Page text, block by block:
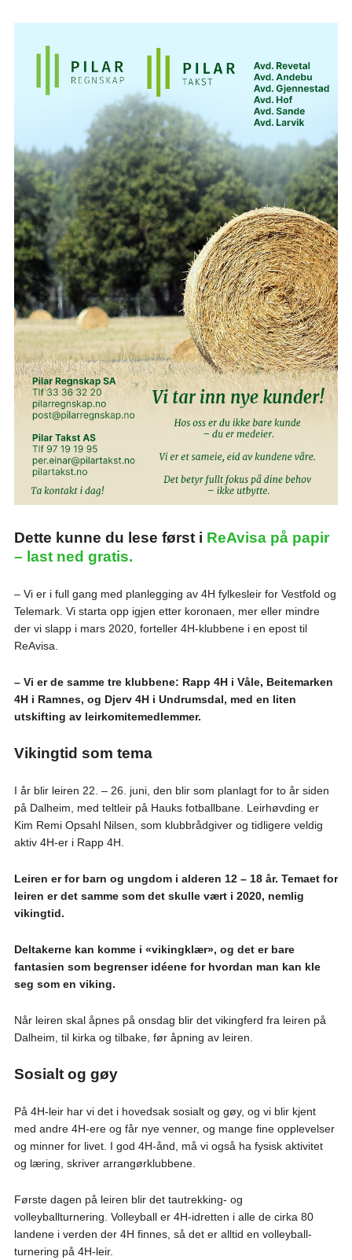
Dette kunne du lese først i ReAvisa på papir
– last ned gratis.
– Vi er i full gang med planlegging av 4H fylkesleir for Vestfold og
Telemark. Vi starta opp igjen etter koronaen, mer eller mindre
der vi slapp i mars 2020, forteller 4H-klubbene i en epost til
ReAvisa.
– Vi er de samme tre klubbene: Rapp 4H i Våle, Beitemarken
4H i Ramnes, og Djerv 4H i Undrumsdal, med en liten
utskifting av leirkomitemedlemmer.
Vikingtid som tema
I år blir leiren 22. – 26. juni, den blir som planlagt for to år siden
på Dalheim, med teltleir på Hauks fotballbane. Leirhøvding er
Kim Remi Opsahl Nilsen, som klubbrådgiver og tidligere veldig
aktiv 4H-er i Rapp 4H.
Leiren er for barn og ungdom i alderen 12 – 18 år. Temaet for
leiren er det samme som det skulle vært i 2020, nemlig
vikingtid.
Deltakerne kan komme i «vikingklær», og det er bare
fantasien som begrenser idéene for hvordan man kan kle
seg som en viking.
Når leiren skal åpnes på onsdag blir det vikingferd fra leiren på
Dalheim, til kirka og tilbake, før åpning av leiren.
Sosialt og gøy
På 4H-leir har vi det i hovedsak sosialt og gøy, og vi blir kjent
med andre 4H-ere og får nye venner, og mange fine opplevelser
og minner for livet. I god 4H-ånd, må vi også ha fysisk aktivitet
og læring, skriver arrangørklubbene.
Første dagen på leiren blir det tautrekking- og
volleyballturnering. Volleyball er 4H-idretten i alle de cirka 80
landene i verden der 4H finnes, så det er alltid en volleyball-
turnering på 4H-leir.